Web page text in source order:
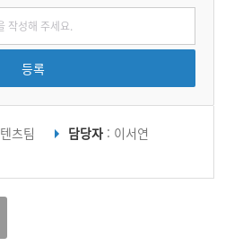
등록
츠팀 담당자 : 이서연